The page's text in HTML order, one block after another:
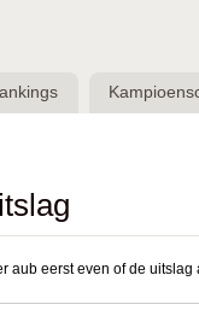
aub eerst even of de